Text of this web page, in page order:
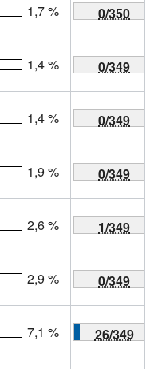
1,7 % 0/350
1,4 % 0/349
1,4 % 0/349
1,9 % 0/349
2,6 % 1/349
2,9 % 0/349
7,1 % 26/349